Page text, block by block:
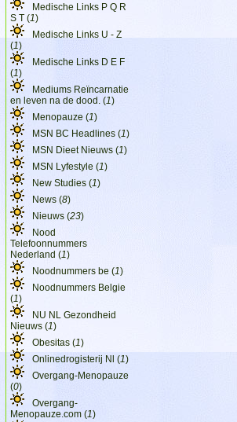
Medische Links P Q R
S T (1)
Medische Links U - Z
(1)
Medische Links D E F
(1)
Mediums Reïncarnatie
en leven na de dood. (1)
Menopauze (1)
MSN BC Headlines (1)
MSN Dieet Nieuws (1)
MSN Lyfestyle (1)
New Studies (1)
News (8)
Nieuws (23)
Nood
Telefoonnummers
Nederland (1)
Noodnummers be (1)
Noodnummers Belgie
(1)
NU NL Gezondheid
Nieuws (1)
Obesitas (1)
Onlinedrogisterij Nl (1)
Overgang-Menopauze
(0)
Overgang-
Menopauze.com (1)